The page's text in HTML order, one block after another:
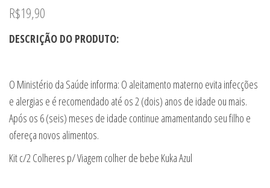
R$19,90
DESCRIÇÃO DO PRODUTO:
O Ministério da Saúde informa: O aleitamento materno evita infecções
e alergias e é recomendado até os 2 (dois) anos de idade ou mais.
Após os 6 (seis) meses de idade continue amamentando seu filho e
ofereça novos alimentos.
Kit c/2 Colheres p/ Viagem colher de bebe Kuka Azul